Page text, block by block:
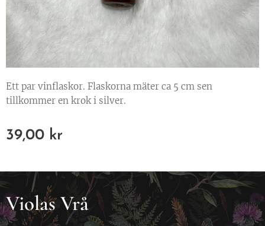
Ett par vinflaskor. Flaskorna mäter ca 5 cm sen
tillkommer en krok i silver.
39,00 kr
Violas Vrå